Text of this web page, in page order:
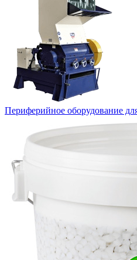
Периферийное оборудование